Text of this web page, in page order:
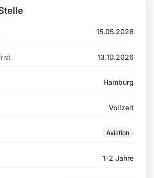
15.05.2026
13.10.2026
Hamburg
Vollzeit
Aviation
1-2 Jahre